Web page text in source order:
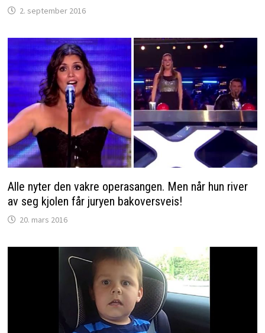
2. september 2016
Alle nyter den vakre operasangen. Men når hun river
av seg kjolen får juryen bakoversveis!
20. mars 2016